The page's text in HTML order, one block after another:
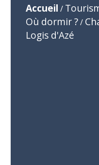
Accueil /
Où dormir ?/
Logis d'Azé